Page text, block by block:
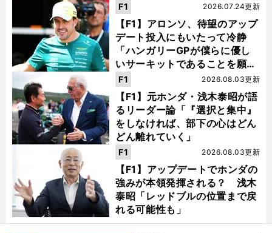
【F1】アロンソ、待望のアップ
デート投入にもいたって冷静
「ハンガリーGPが僕らに優し
いサーキットであることを願
う」
2026.07.24更新
F1
【F1】元ホンダ・浅木泰昭が語
るリーダー論「『選択と集中』
をしなければ、部下の心はどん
どん離れていく」
2026.08.03更新
F1
【F1】アップデートでホンダの
強みが本領発揮される？ 浅木
泰昭「レッドブルの位置まで戻
れる可能性も」
2026.08.03更新
F1